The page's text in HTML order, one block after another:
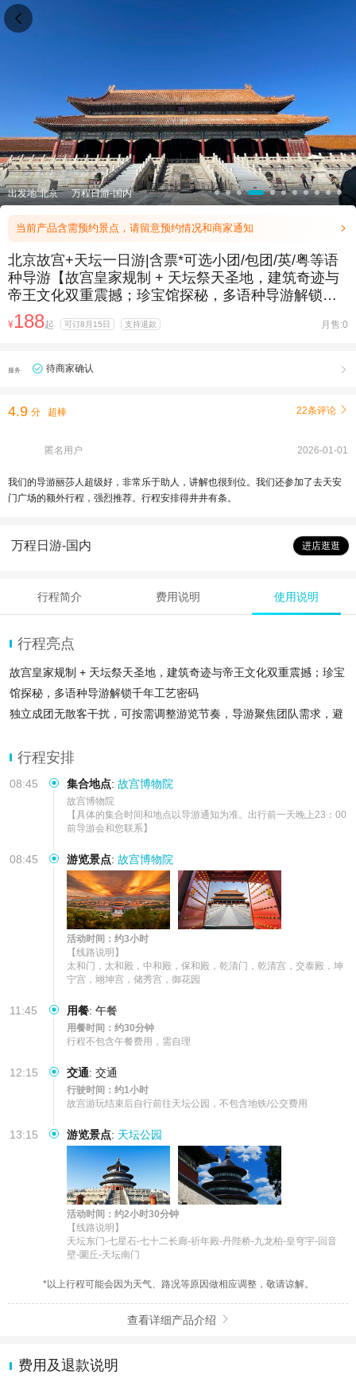
出发地:北京 万程日游-国内
当前产品含需预约景点，请留意预约情况和商家通知 
北京故宫+天坛一日游|含票*可选小团/包团/英/粤等语
种导游【故宫皇家规制 + 天坛祭天圣地，建筑奇迹与
帝王文化双重震撼；珍宝馆探秘，多语种导游解锁千
年工艺密码】
¥188起 可订8月15日 支持退款 月售:0
服务 待商家确认 
4.9 分 超棒 22条评论 
匿名用户 2026-01-01
我们的导游丽莎人超级好，非常乐于助人，讲解也很到位。我们还参加了去天安
门广场的额外行程，强烈推荐。行程安排得井井有条。
万程日游-国内 进店逛逛
行程简介 费用说明 使用说明
行程亮点
故宫皇家规制 + 天坛祭天圣地，建筑奇迹与帝王文化双重震撼；珍宝
馆探秘，多语种导游解锁千年工艺密码
独立成团无散客干扰，可按需调整游览节奏，导游聚焦团队需求，避
门票+真人导游讲解，深度感受中国历史文化地标魅力，省心同时收
获深度文化体
行程安排
08:45 集合地点: 故宫博物院
故宫博物院
【具体的集合时间和地点以导游通知为准。出行前一天晚上23：00
前导游会和您联系】
08:45 游览景点: 故宫博物院
活动时间：约3小时
【线路说明】
太和门，太和殿，中和殿，保和殿，乾清门，乾清宫，交泰殿，坤
宁宫，翊坤宫，储秀宫，御花园
11:45 用餐: 午餐
用餐时间：约30分钟
行程不包含午餐费用，需自理
12:15 交通: 交通
行驶时间：约1小时
故宫游玩结束后自行前往天坛公园，不包含地铁/公交费用
13:15 游览景点: 天坛公园
活动时间：约2小时30分钟
【线路说明】
天坛东门-七星石-七十二长廊-祈年殿-丹陛桥-九龙柏-皇穹宇-回音
壁-圜丘-天坛南门
*以上行程可能会因为天气、路况等原因做相应调整，敬请谅解。
查看详细产品介绍 
费用及退款说明
